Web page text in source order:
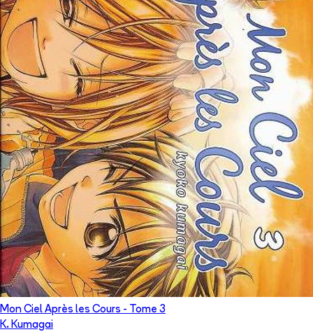
Mon Ciel Après les Cours - Tome 3
K. Kumagai